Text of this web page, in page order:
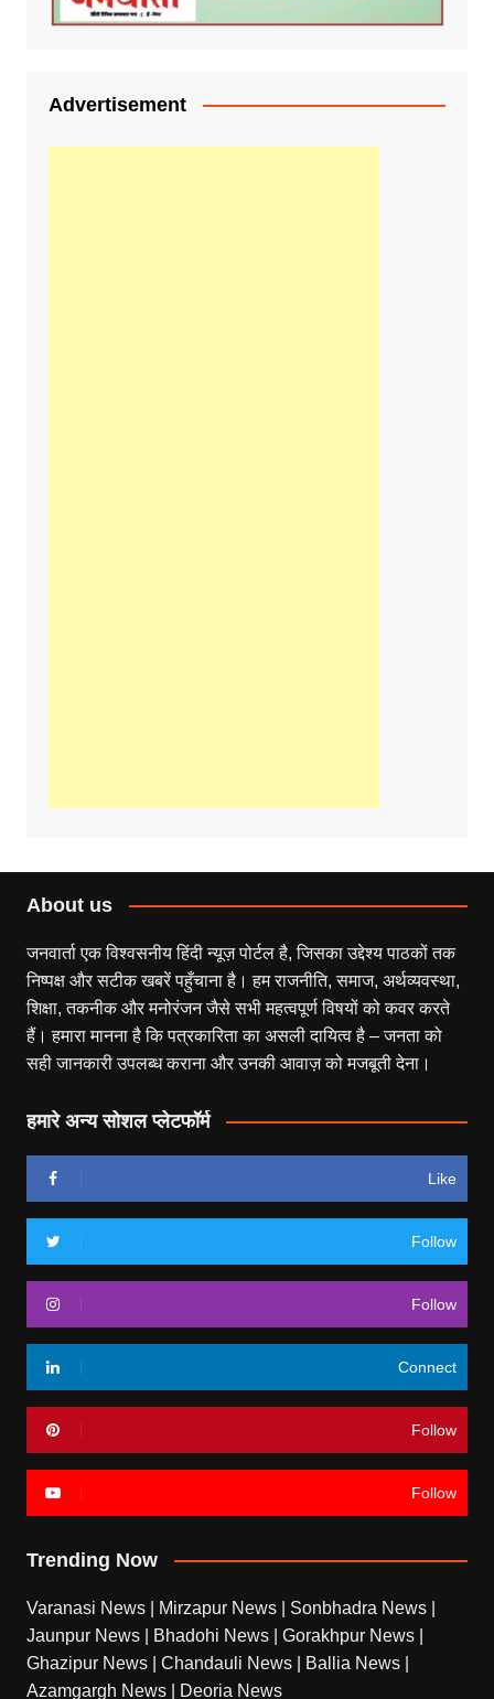
Advertisement
About us
जनवार्ता एक विश्वसनीय हिंदी न्यूज़ पोर्टल है, जिसका उद्देश्य पाठकों तक
निष्पक्ष और सटीक खबरें पहुँचाना है। हम राजनीति, समाज, अर्थव्यवस्था,
शिक्षा, तकनीक और मनोरंजन जैसे सभी महत्वपूर्ण विषयों को कवर करते
हैं। हमारा मानना है कि पत्रकारिता का असली दायित्व है – जनता को
सही जानकारी उपलब्ध कराना और उनकी आवाज़ को मजबूती देना।
हमारे अन्य सोशल प्लेटफॉर्म
Like
Follow
Follow
Connect
Follow
Follow
Trending Now
Varanasi News Mirzapur News Sonbhadra News
Jaunpur News
Bhadohi News Gorakhpur News
Ghazipur News
Chandauli News Ballia News
Azamgargh News
Deoria News